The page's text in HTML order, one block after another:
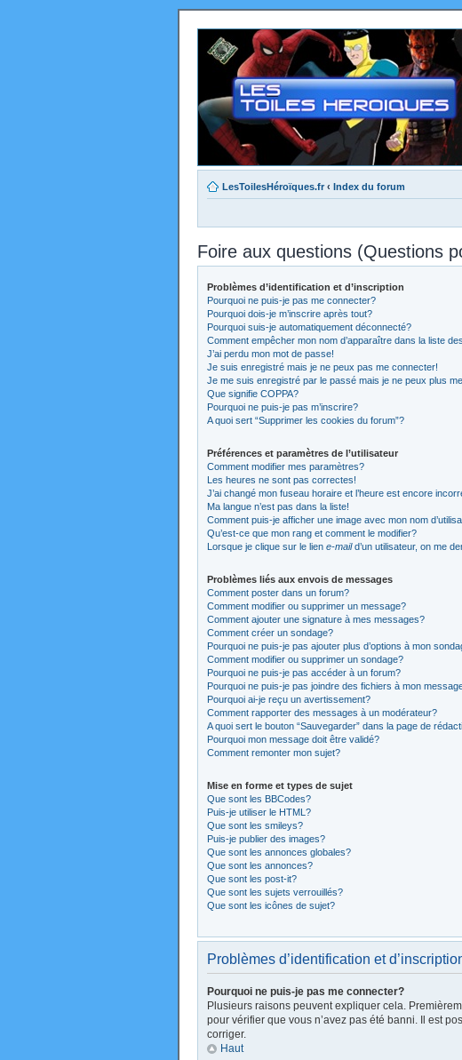
LesToilesHéroïques.fr ‹ Index du forum
Foire aux questions (Questions
Problèmes d’identification et d’inscription
Pourquoi ne puis-je pas me connecter?
Pourquoi dois-je m’inscrire après tout?
Pourquoi suis-je automatiquement déconnecté?
Comment empêcher mon nom d’apparaître dans la liste
J’ai perdu mon mot de passe!
Je suis enregistré mais je ne peux pas me connecter!
Je me suis enregistré par le passé mais je ne peux plus
Que signifie COPPA?
Pourquoi ne puis-je pas m’inscrire?
A quoi sert “Supprimer les cookies du forum”?
Préférences et paramètres de l’utilisateur
Comment modifier mes paramètres?
Les heures ne sont pas correctes!
J’ai changé mon fuseau horaire et l’heure est encore
Ma langue n’est pas dans la liste!
Comment puis-je afficher une image avec mon nom
Qu’est-ce que mon rang et comment le modifier?
Lorsque je clique sur le lien e-maild’un utilisateur, on me
Problèmes liés aux envois de messages
Comment poster dans un forum?
Comment modifier ou supprimer un message?
Comment ajouter une signature à mes messages?
Comment créer un sondage?
Pourquoi ne puis-je pas ajouter plus d’options à mon
Comment modifier ou supprimer un sondage?
Pourquoi ne puis-je pas accéder à un forum?
Pourquoi ne puis-je pas joindre des fichiers à mon
Pourquoi ai-je reçu un avertissement?
Comment rapporter des messages à un modérateur?
A quoi sert le bouton “Sauvegarder” dans la page de
Pourquoi mon message doit être validé?
Comment remonter mon sujet?
Mise en forme et types de sujet
Que sont les BBCodes?
Puis-je utiliser le HTML?
Que sont les smileys?
Puis-je publier des images?
Que sont les annonces globales?
Que sont les annonces?
Que sont les post-it?
Que sont les sujets verrouillés?
Que sont les icônes de sujet?
Problèmes d’identification et
Pourquoi ne puis-je pas me connecter?
Plusieurs raisons peuvent expliquer cela.
pour vérifier que vous n’avez pas été banni. Il est
corriger.
Haut